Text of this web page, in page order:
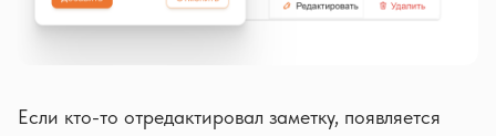
Если кто-то отредактировал заметку, появляется